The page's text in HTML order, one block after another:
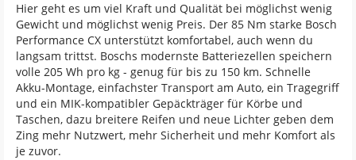
Hier geht es um viel Kraft und Qualität bei möglichst wenig
Gewicht und möglichst wenig Preis. Der 85 Nm starke Bosch
Performance CX unterstützt komfortabel, auch wenn du
langsam trittst. Boschs modernste Batteriezellen speichern
volle 205 Wh pro kg - genug für bis zu 150 km. Schnelle
Akku-Montage, einfachster Transport am Auto, ein Tragegriff
und ein MIK-kompatibler Gepäckträger für Körbe und
Taschen, dazu breitere Reifen und neue Lichter geben dem
Zing mehr Nutzwert, mehr Sicherheit und mehr Komfort als
je zuvor.